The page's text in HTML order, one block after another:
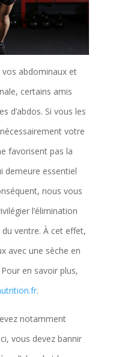
abdominaux et
certains amis
d’abdos. Si vous les
votre
favorisent pas la
demeure essentiel
nous vous
l’élimination
ventre. À cet effet,
avec une sèche en
en savoir plus,
.
notamment
vous devez bannir